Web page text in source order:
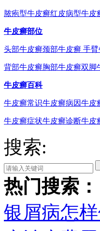
脓疱型牛皮癣红皮病型牛皮
牛皮癣部位
头部牛皮癣颈部牛皮癣 手
背部牛皮癣胸部牛皮癣双脚
牛皮癣百科
牛皮癣常识牛皮癣病因牛皮
牛皮癣症状牛皮癣诊断牛皮
搜索:
热门搜索：
银屑病怎